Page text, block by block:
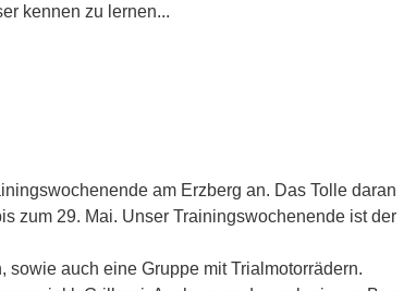
kennen zu lernen...
am Erzberg an. Das Tolle daran
zum 29. Mai. Unser Trainingswochenende ist der
auch eine Gruppe mit Trialmotorrädern.